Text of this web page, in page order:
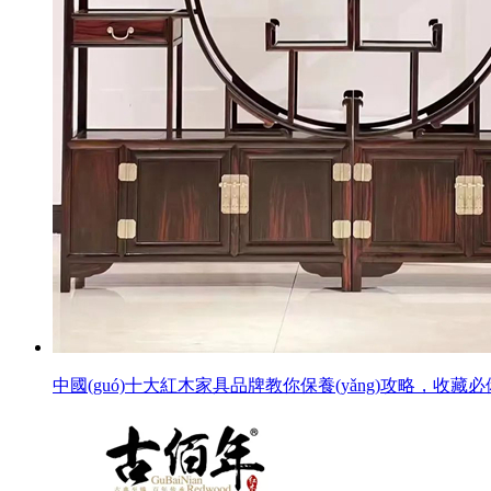
中國(guó)十大紅木家具品牌教你保養(yǎng)攻略，收藏必